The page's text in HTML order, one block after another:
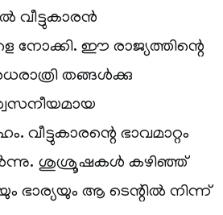
വീട്ടുകാരൻ
നോക്കി. ഈ രാജ്യത്തിന്റെ
തങ്ങൾക്കു
ഭാവമാറ്റം
ശുശ്രൂഷകൾ കഴിഞ്ഞ്
ഭാര്യയും ആ ടെന്റിൽ നിന്ന്